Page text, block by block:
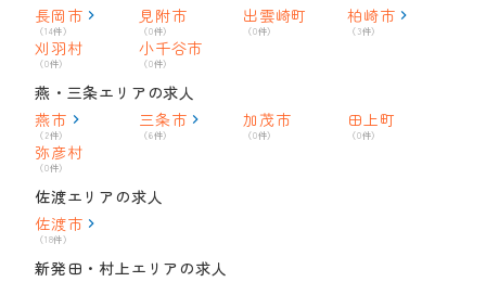
長岡市
（14件）
見附市
（0件）
出雲崎町
（0件）
柏崎市
（3件）
刈羽村
（0件）
小千谷市
（0件）
燕・三条エリアの求人
燕市
（2件）
三条市
（6件）
加茂市
（0件）
田上町
（0件）
弥彦村
（0件）
佐渡エリアの求人
佐渡市
（18件）
新発田・村上エリアの求人